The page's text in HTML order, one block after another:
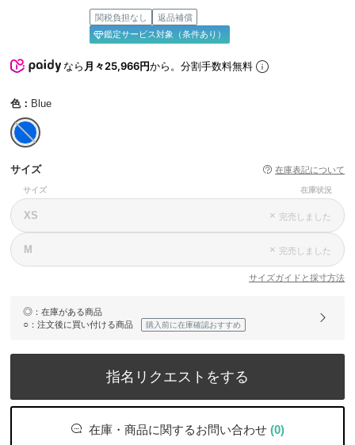
関税負担なし
返品補償
鑑定サービス対象（条件あり）
なら月々25,966円から。分割手数料無料
色： Blue
サイズ 在庫表記について
サイズ 在庫状況
XS × 完売しました
M × 完売しました
サイズガイドと採寸方法
◎ ：在庫がある商品
○ ：注文後に買い付ける商品 購入前に在庫確認おすすめ
指名リクエストをする
在庫・商品に関するお問い合わせ (0)